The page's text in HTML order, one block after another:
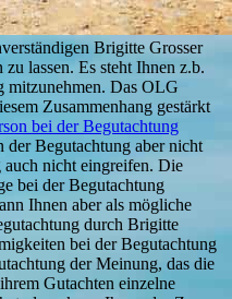
Brigitte Grosser
lassen. Es steht Ihnen z.b.
mitzunehmen. Das OLG
Zusammenhang gestärkt
bei der Begutachtung
der Begutachtung aber nicht
nicht eingreifen. Die
bei der Begutachtung
Ihnen aber als mögliche
durch Brigitte
bei der Begutachtung
der Meinung, das die
Gutachten einzelne